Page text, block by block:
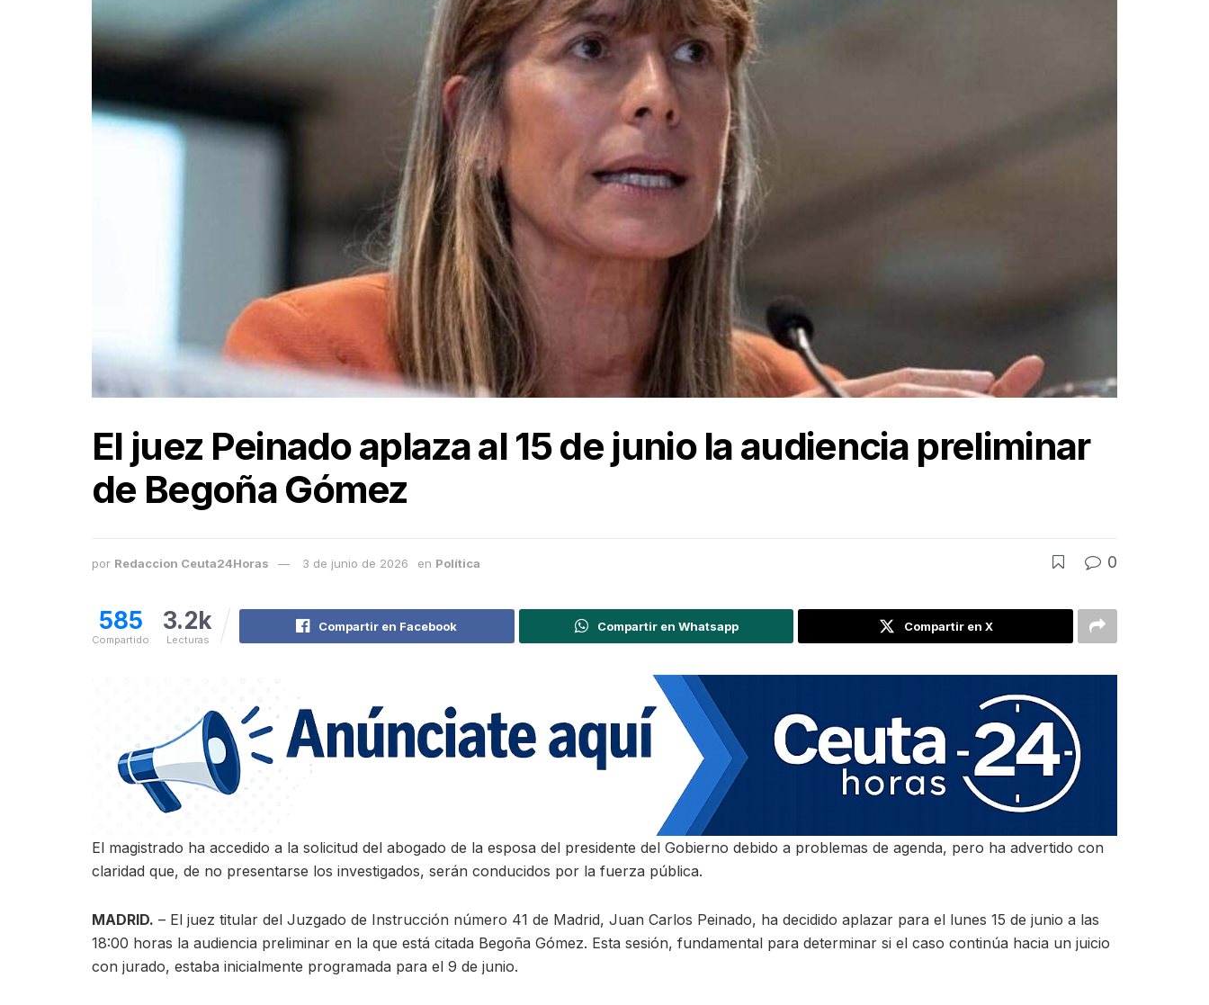
El juez Peinado aplaza al 15 de junio la audiencia preliminar
de Begoña Gómez
por Redaccion Ceuta24Horas 3 de junio de 2026 en Política 0
585
Compartido
3.2k
Lecturas
Compartir en Facebook Compartir en Whatsapp Compartir en X
El magistrado ha accedido a la solicitud del abogado de la esposa del presidente del Gobierno debido a problemas de agenda, pero ha advertido con
claridad que, de no presentarse los investigados, serán conducidos por la fuerza pública.
MADRID. – El juez titular del Juzgado de Instrucción número 41 de Madrid, Juan Carlos Peinado, ha decidido aplazar para el lunes 15 de junio a las
18:00 horas la audiencia preliminar en la que está citada Begoña Gómez. Esta sesión, fundamental para determinar si el caso continúa hacia un juicio
con jurado, estaba inicialmente programada para el 9 de junio.